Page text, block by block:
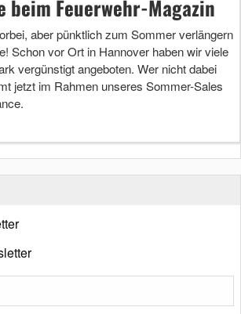
beim Feuerwehr-Magazin
aber pünktlich zum Sommer verlängern
Schon vor Ort in Hannover haben wir viele
vergünstigt angeboten. Wer nicht dabei
jetzt im Rahmen unseres Sommer-Sales